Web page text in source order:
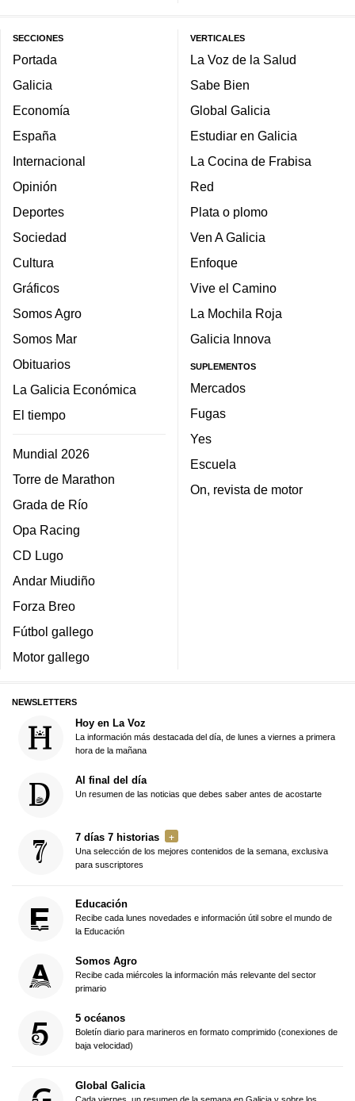
SECCIONES
Portada
Galicia
Economía
España
Internacional
Opinión
Deportes
Sociedad
Cultura
Gráficos
Somos Agro
Somos Mar
Obituarios
La Galicia Económica
El tiempo
Mundial 2026
Torre de Marathon
Grada de Río
Opa Racing
CD Lugo
Andar Miudiño
Forza Breo
Fútbol gallego
Motor gallego
VERTICALES
La Voz de la Salud
Sabe Bien
Global Galicia
Estudiar en Galicia
La Cocina de Frabisa
Red
Plata o plomo
Ven A Galicia
Enfoque
Vive el Camino
La Mochila Roja
Galicia Innova
SUPLEMENTOS
Mercados
Fugas
Yes
Escuela
On, revista de motor
NEWSLETTERS
Hoy en La Voz
La información más destacada del día, de lunes a viernes a primera
hora de la mañana
Al final del día
Un resumen de las noticias que debes saber antes de acostarte
7 días 7 historias
Una selección de los mejores contenidos de la semana, exclusiva
para suscriptores
Educación
Recibe cada lunes novedades e información útil sobre el mundo de
la Educación
Somos Agro
Recibe cada miércoles la información más relevante del sector
primario
5 océanos
Boletín diario para marineros en formato comprimido (conexiones de
baja velocidad)
Global Galicia